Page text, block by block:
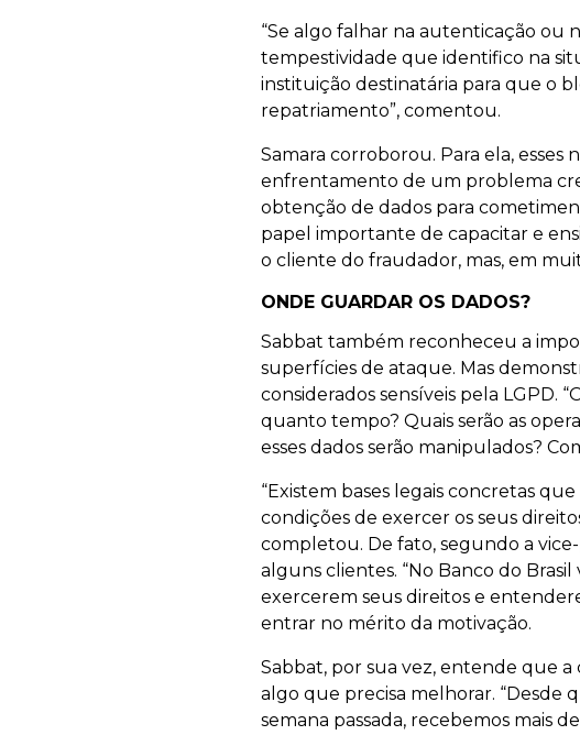
“Se algo falhar na autenticação ou
tempestividade que identifico na
instituição destinatária para que o
repatriamento”, comentou.
Samara corroborou. Para ela,
enfrentamento de um problema
obtenção de dados para
papel importante de capacitar e
o cliente do fraudador, mas, em
ONDE GUARDAR OS DADOS?
Sabbat também reconheceu a
superfícies de ataque. Mas
considerados sensíveis pela LGPD.
quanto tempo? Quais serão as
esses dados serão manipulados?
“Existem bases legais concretas
condições de exercer os seus
completou. De fato, segundo a
alguns clientes. “No Banco do
exercerem seus direitos e
entrar no mérito da motivação.
Sabbat, por sua vez, entende que
algo que precisa melhorar. “Desde
semana passada, recebemos mais